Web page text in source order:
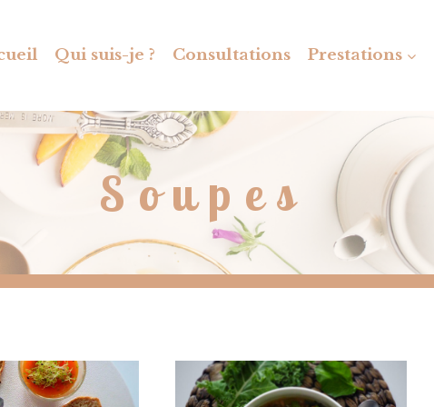
Qui suis-je ? Consultations Prestations
Soupes